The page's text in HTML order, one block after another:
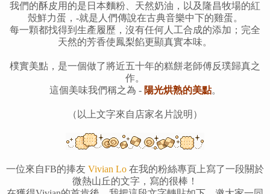
我們的酥皮用的是日本麵粉、天然奶油，以及隆昌牧場的紅
殼鮮力蛋，-就是人們傳說在古典音樂中下的雞蛋。
每一顆都找得到生產履歷，沒有任何人工合成的添加；完全
天然的芳香使鳳梨餡更顯真實本味。
樸實美點，是一個做了將近五十年的糕餅老師傅反璞歸真之
作。
這個美味我們稱之為 - 陽光烘熟的美點。
（以上文字來自店家名片說明）
一位來自FB的捧友 Vivian Lo 在我的粉絲專頁上寫了一段關於
微熱山丘的文字，寫的很棒！